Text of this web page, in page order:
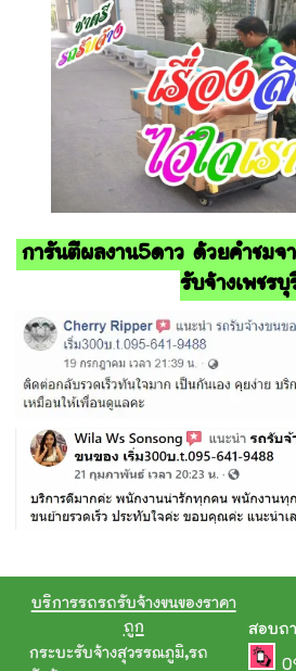
การันตีผลงาน5ดาว ด้วยคำชมจ
รับจ้างเพชรบุ
บริการรถรถรับจ้างขนของราคา
ถูก
กระบะรับจ้างสุวรรณภูมิ,รถ
สอบถ